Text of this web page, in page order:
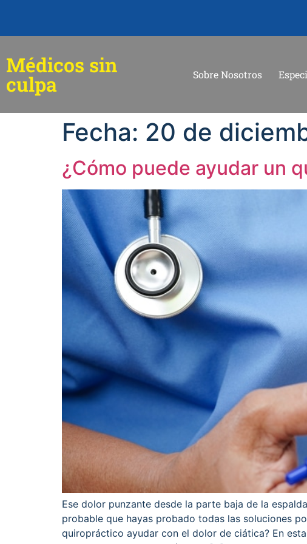
Médicos sin
culpa Sobre Nosotros
Fecha: 20 de
¿Cómo puede ayudar un
Ese dolor punzante desde la parte baja de la
probable que hayas probado todas las soluciones
quiropráctico ayudar con el dolor de ciática? En